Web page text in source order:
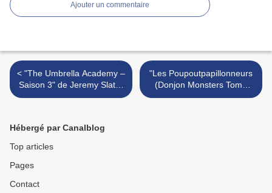
Ajouter un commentaire
< "The Umbrella Academy –
Saison 3" de Jeremy Slater
et Steve Blackman : No
"Les Poupoutpapillonneurs
(Donjon Monsters Tome
15)" de Sfar / Trondheim /
Hébergé par Canalblog
Top articles
Pages
Contact